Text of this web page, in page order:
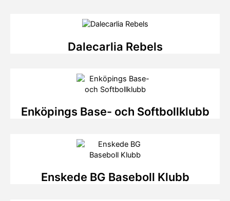
Dalecarlia Rebels
Enköpings Base- och Softbollklubb
Enskede BG Baseboll Klubb